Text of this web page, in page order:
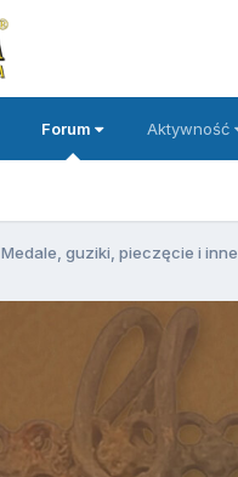
Forum Aktywność
Medale, guziki, pieczęcie i inne